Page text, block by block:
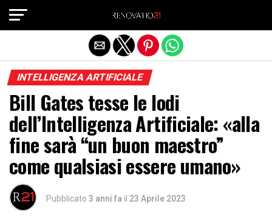
INTELLIGENZA ARTIFICIALE
Bill Gates tesse le lodi
dell’Intelligenza Artificiale: «alla
fine sarà “un buon maestro”
come qualsiasi essere umano»
Pubblicato 3 anni fa il 23 Aprile 2023
Exit mobile version